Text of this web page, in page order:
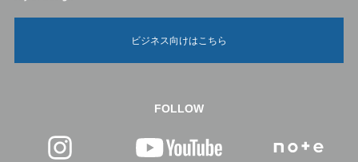
ビジネス向けはこちら
FOLLOW